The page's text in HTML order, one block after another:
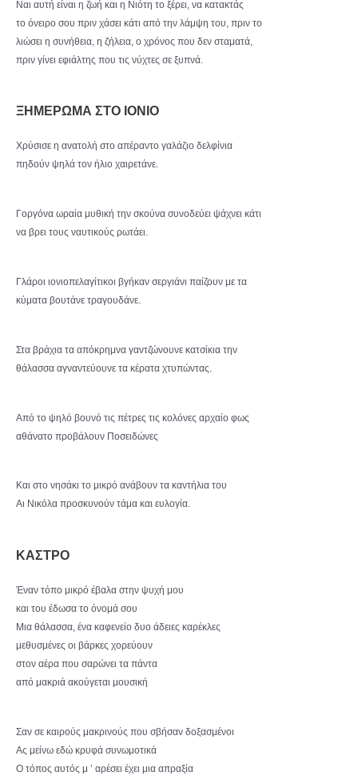
Ναι αυτή είναι η ζωή και η Νιότη το ξέρει, να κατακτάς
το όνειρο σου πριν χάσει κάτι από την λάμψη του, πριν το
λιώσει η συνήθεια, η ζήλεια, ο χρόνος που δεν σταματά,
πριν γίνει εφιάλτης που τις νύχτες σε ξυπνά.
ΞΗΜΕΡΩΜΑ ΣΤΟ ΙΟΝΙΟ
Χρύσισε η ανατολή στο απέραντο γαλάζιο δελφίνια
πηδούν ψηλά τον ήλιο χαιρετάνε.
Γοργόνα ωραία μυθική την σκούνα συνοδεύει ψάχνει κάτι
να βρει τους ναυτικούς ρωτάει.
Γλάροι ιονιοπελαγίτικοι βγήκαν σεργιάνι παίζουν με τα
κύματα βουτάνε τραγουδάνε.
Στα βράχια τα απόκρημνα γαντζώνουνε κατσίκια την
θάλασσα αγναντεύουνε τα κέρατα χτυπώντας.
Από το ψηλό βουνό τις πέτρες τις κολόνες αρχαίο φως
αθάνατο προβάλουν Ποσειδώνες
Και στο νησάκι το μικρό ανάβουν τα καντήλια του
Αι Νικόλα προσκυνούν τάμα και ευλογία.
ΚΑΣΤΡΟ
Έναν τόπο μικρό έβαλα στην ψυχή μου
και του έδωσα το όνομά σου
Μια θάλασσα, ένα καφενείο δυο άδειες καρέκλες
μεθυσμένες οι βάρκες χορεύουν
στον αέρα που σαρώνει τα πάντα
από μακριά ακούγεται μουσική
Σαν σε καιρούς μακρινούς που σβήσαν δοξασμένοι
Ας μείνω εδώ κρυφά συνωμοτικά
Ο τόπος αυτός μ ’ αρέσει έχει μια απραξία